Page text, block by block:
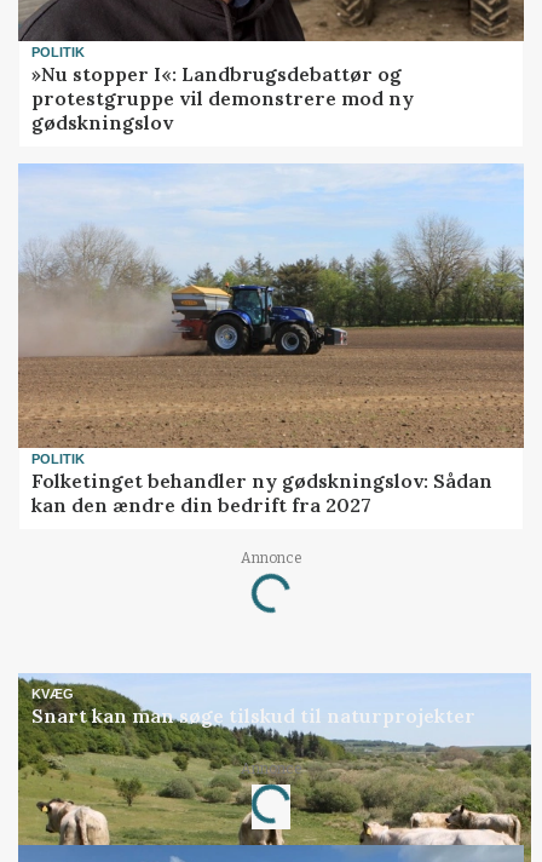
POLITIK
»Nu stopper I«: Landbrugsdebattør og
protestgruppe vil demonstrere mod ny
gødskningslov
POLITIK
Folketinget behandler ny gødskningslov: Sådan
kan den ændre din bedrift fra 2027
Annonce
Loading...
KVÆG
Snart kan man søge tilskud til naturprojekter
Annonce
Loading...